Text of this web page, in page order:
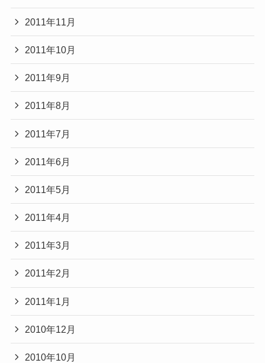
2011年11月
2011年10月
2011年9月
2011年8月
2011年7月
2011年6月
2011年5月
2011年4月
2011年3月
2011年2月
2011年1月
2010年12月
2010年10月